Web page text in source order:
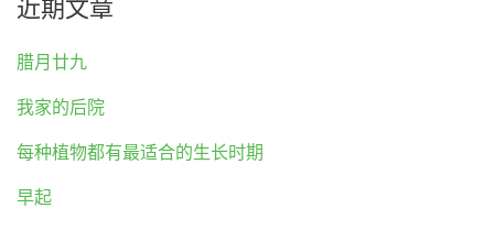
腊月廿九
我家的后院
每种植物都有最适合的生长时期
早起